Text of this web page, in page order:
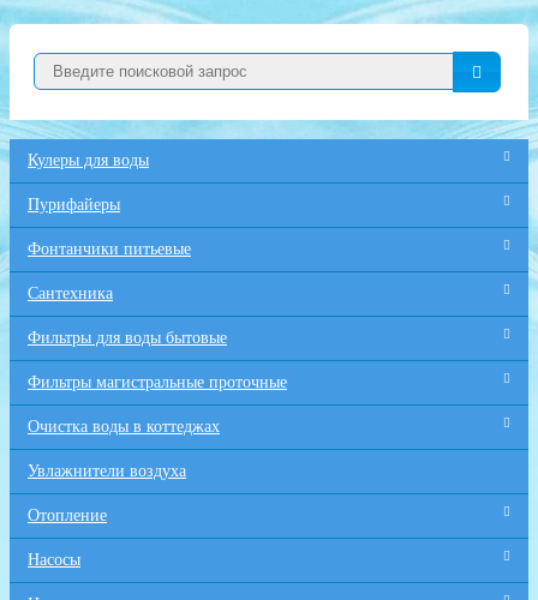
Кулеры для воды
Пурифайеры
Фонтанчики питьевые
Сантехника
Фильтры для воды бытовые
Фильтры магистральные проточные
Очистка воды в коттеджах
Увлажнители воздуха
Отопление
Насосы